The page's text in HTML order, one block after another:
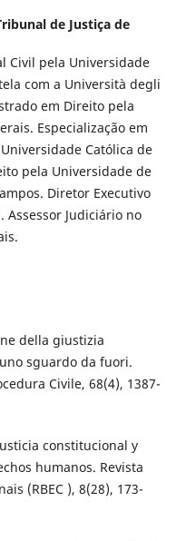
de Justiça de
Civil pela Universidade
com a Università degli
em Direito pela
Especialização em
Católica de
pela Universidade de
Diretor Executivo
Judiciário no
della giustizia
sguardo da fuori.
Civile, 68(4), 1387-
constitucional y
humanos. Revista
(RBEC ), 8(28), 173-